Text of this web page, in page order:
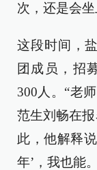
次，还是会坐
这段时间，
团成员，招
300人。“老
范生刘畅在
此，他解释
年’，我也能